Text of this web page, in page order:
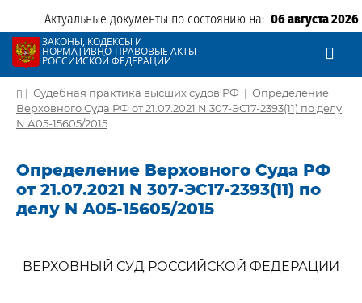
Актуальные документы по состоянию на: 06 августа 2026
ЗАКОНЫ, КОДЕКСЫ И
НОРМАТИВНО-ПРАВОВЫЕ АКТЫ
РОССИЙСКОЙ ФЕДЕРАЦИИ
| Судебная практика высших судов РФ | Определение
Верховного Суда РФ от 21.07.2021 N 307-ЭС17-2393(11) по делу
N А05-15605/2015
Определение Верховного Суда РФ
от 21.07.2021 N 307-ЭС17-2393(11) по
делу N А05-15605/2015
ВЕРХОВНЫЙ СУД РОССИЙСКОЙ ФЕДЕРАЦИИ